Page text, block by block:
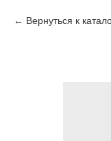
Вернуться к